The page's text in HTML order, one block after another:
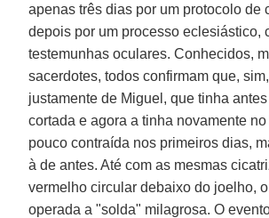
apenas três dias por um protocolo de
depois por um processo eclesiástico,
testemunhas oculares. Conhecidos,
sacerdotes, todos confirmam que,
justamente de Miguel, que tinha
cortada e agora a tinha novamente
pouco contraída nos primeiros dias,
à de antes. Até com as mesmas
vermelho circular debaixo do joelho,
operada a "solda" milagrosa. O